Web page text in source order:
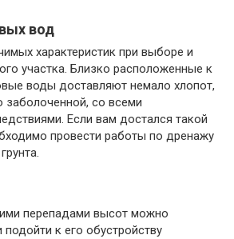
вод
характеристик при выборе и
участка. Близко расположенные к
воды доставляют немало хлопот,
заболоченной, со всеми
Если вам достался такой
провести работы по дренажу
перепадами высот можно
подойти к его обустройству